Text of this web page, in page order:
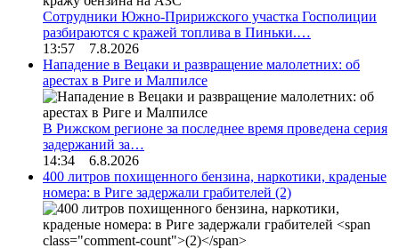
Сотрудники Южно-Пририжского участка Госполиции
разбираются с кражей топлива в Пиньки.…
13:57 7.8.2026
Нападение в Вецаки и развращение малолетних: об
арестах в Риге и Малпилсе
В Рижском регионе за последнее время проведена серия
задержаний за…
14:34 6.8.2026
400 литров похищенного бензина, наркотики, краденые
номера: в Риге задержали грабителей (2)